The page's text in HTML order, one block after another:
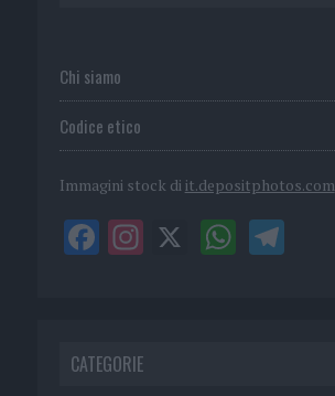
Chi siamo
Codice etico
Immagini stock di it.depositphotos.com
CATEGORIE